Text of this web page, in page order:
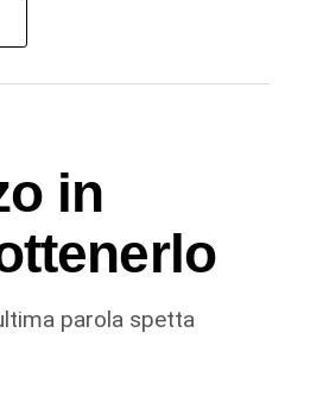
che l’unica
un intervento
Il tempo previsto
in
parola spetta